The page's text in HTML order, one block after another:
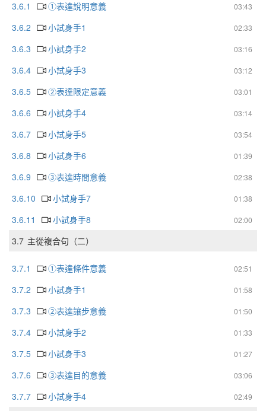
3.6.1 03:43
①表達說明意義
3.6.2
02:33
小試身手1
3.6.3
03:16
小試身手2
3.6.4
03:12
小試身手3
3.6.5
03:01
②表達限定意義
3.6.6
03:14
小試身手4
3.6.7
03:54
小試身手5
3.6.8
01:39
小試身手6
3.6.9
02:38
③表達時間意義
3.6.10
01:38
小試身手7
3.6.11
02:00
小試身手8
3.7 主從複合句（二）
3.7.1 02:51
①表達條件意義
3.7.2
01:58
小試身手1
3.7.3
01:50
②表達讓步意義
3.7.4
01:33
小試身手2
3.7.5
01:27
小試身手3
3.7.6
03:06
③表達目的意義
3.7.7
02:49
小試身手4